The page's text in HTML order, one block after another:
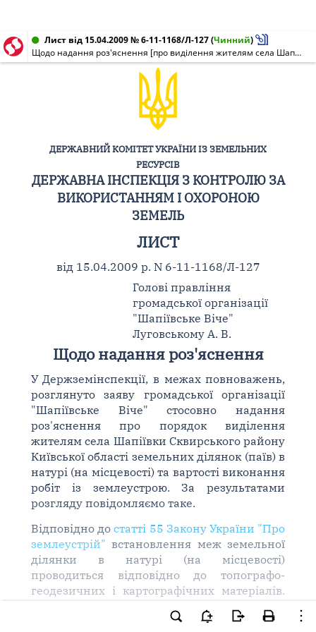
Лист від 15.04.2009 № 6-11-1168/Л-127(Чинний)
Щодо надання роз'яснення [про виділення жителям села Шапіївки Сквирського району Київської області земельних ділянок (паїв) в натурі (на місцевості) та вартості виконання робіт із землеустрою]
ДЕРЖАВНИЙ КОМІТЕТ УКРАЇНИ ІЗ ЗЕМЕЛЬНИХ
РЕСУРСІВ
ДЕРЖАВНА ІНСПЕКЦІЯ З КОНТРОЛЮ ЗА
ВИКОРИСТАННЯМ І ОХОРОНОЮ
ЗЕМЕЛЬ
ЛИСТ
від 15.04.2009 р. N 6-11-1168/Л-127
Голові правління
громадської організації
"Шапіївське Віче"
Луговському А. В.
Щодо надання роз'яснення
У Держземінспекції, в межах повноважень,
розглянуто заяву громадської організації
"Шапіївське Віче" стосовно надання
роз'яснення про порядок виділення
жителям села Шапіївки Сквирського району
Київської області земельних ділянок (паїв) в
натурі (на місцевості) та вартості виконання
робіт із землеустрою. За результатами
розгляду повідомляємо таке.
Відповідно достатті 55 Закону України "Про
землеустрій" встановлення меж земельної
ділянки в натурі (на місцевості)
проводиться відповідно до топографо-
геодезичних і картографічних матеріалів.
Встановлення меж земельної ділянки
здійснюється на основі технічної